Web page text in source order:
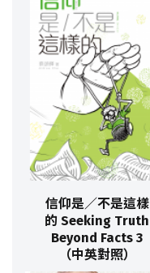
信仰是／不是這樣
的 Seeking Truth
Beyond Facts 3
（中英對照）